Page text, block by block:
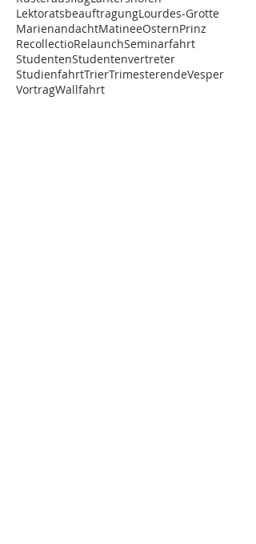
LektoratsbeauftragungLourdes-Grotte
MarienandachtMatineeOsternPrinz
RecollectioRelaunchSeminarfahrt
StudentenStudentenvertreter
StudienfahrtTrierTrimesterendeVesper
VortragWallfahrt